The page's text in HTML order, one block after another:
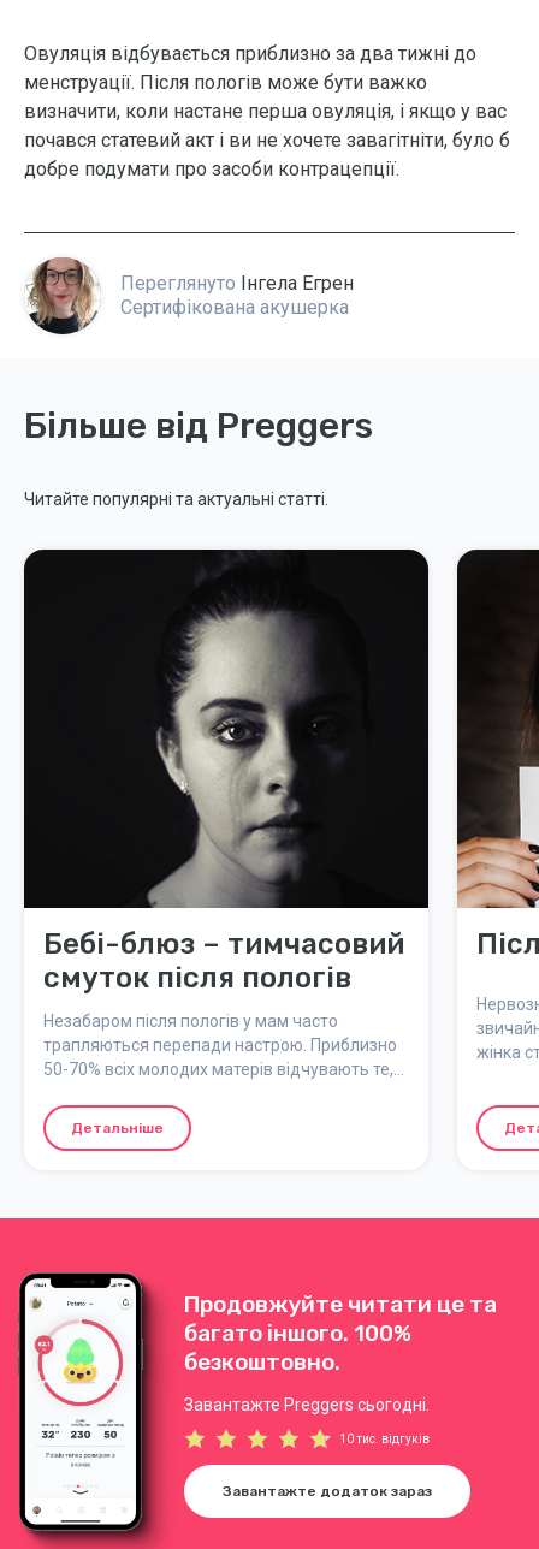
Овуляція відбувається приблизно за два тижні до
менструації. Після пологів може бути важко
визначити, коли настане перша овуляція, і якщо у вас
почався статевий акт і ви не хочете завагітніти, було б
добре подумати про засоби контрацепції.
Переглянуто Інгела Егрен
Сертифікована акушерка
Більше від Preggers
Читайте популярні та актуальні статті.
Бебі-блюз – тимчасовий
смуток після пологів
Незабаром після пологів у мам часто
трапляються перепади настрою. Приблизно
50-70% всіх молодих матерів відчувають те,
"материнський блюз".
Детальніше
жінка
Продовжуйте читати це та
багато іншого. 100%
безкоштовно.
Завантажте Preggers сьогодні.
10 тис. відгуків
Завантажте додаток зараз